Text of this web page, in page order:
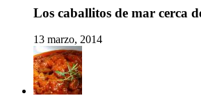
Los caballitos de mar cerca
13 marzo, 2014